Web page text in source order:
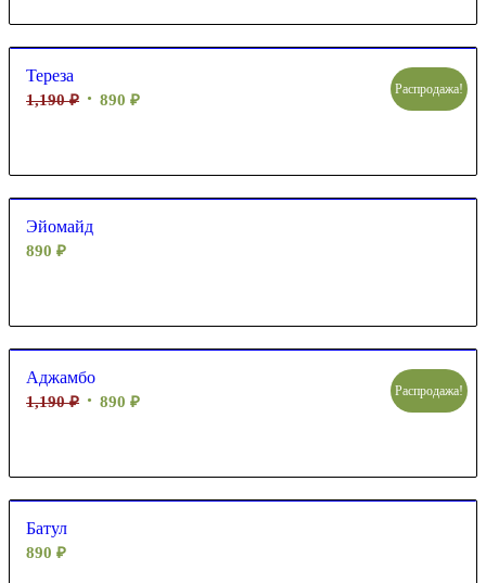
Тереза
1,190₽ 890 ₽
Распродажа!
Эйомайд
890 ₽
Аджамбо
1,190₽ 890 ₽
Распродажа!
Батул
890 ₽